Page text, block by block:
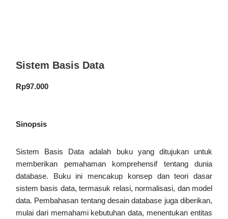
Sistem Basis Data
Rp97.000
Sinopsis
Sistem Basis Data adalah buku yang ditujukan untuk
memberikan pemahaman komprehensif tentang dunia
database. Buku ini mencakup konsep dan teori dasar
sistem basis data, termasuk relasi, normalisasi, dan model
data. Pembahasan tentang desain database juga diberikan,
mulai dari memahami kebutuhan data, menentukan entitas